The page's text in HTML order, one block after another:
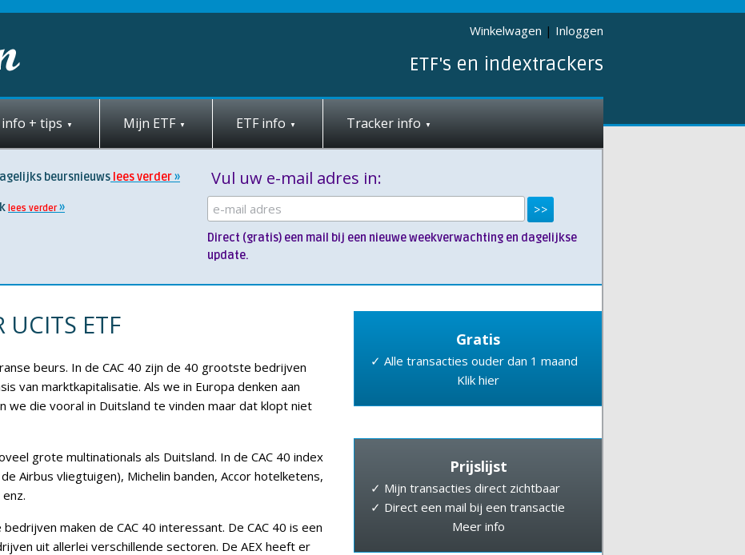
Winkelwagen | Inloggen
ETF's en indextrackers
+ tips Mijn ETF ETF info Tracker info
beursnieuws lees verder
lees verder
Vul uw e-mail adres in:
Direct (gratis) een mail bij een nieuwe weekverwachting en dagelijkse
update.
UCITS ETF
beurs. In de CAC 40 zijn de 40 grootste bedrijven
van marktkapitalisatie. Als we in Europa denken aan
we die vooral in Duitsland te vinden maar dat klopt niet
grote multinationals als Duitsland. In de CAC 40 index
Airbus vliegtuigen), Michelin banden, Accor hotelketens,
maken de CAC 40 interessant. De CAC 40 is een
uit allerlei verschillende sectoren. De AEX heeft er
Gratis
✓ Alle transacties ouder dan 1 maand
Klik hier
Prijslijst
✓ Mijn transacties direct zichtbaar
✓ Direct een mail bij een transactie
Meer info